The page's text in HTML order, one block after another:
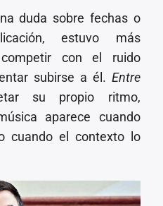
duda sobre fechas o
estuvo más
con el ruido
subirse a él. Entre
su propio ritmo,
aparece cuando
cuando el contexto lo